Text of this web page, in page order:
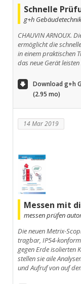
Schnelle
g+h
CHAUVIN ARNOUX.
ermöglicht die
in einem praktischen
das neue Gerät leisten
Download g+h
(2.95 mo)
14 Mar 2019
Messen mit
messen prüfen
Die neuen Metrix-
tragbar, IP54-
gegen Erde isolierten
stellen sie aile
und Aufruf von auf